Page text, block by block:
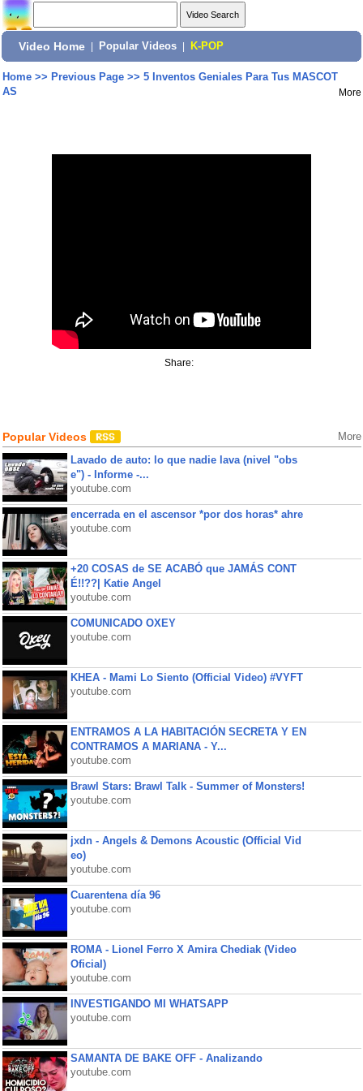
Video Home Popular Videos K-POP
Home>> Previous Page>> 5 Inventos Geniales Para Tus MASCOT
AS
More
Share:
Popular Videos More
Lavado de auto: lo que nadie lava (nivel "obs
e") - Informe -...
youtube.com
encerrada en el ascensor *por dos horas* ahre
youtube.com
+20 COSAS de SE ACABÓ que JAMÁS CONT
É!!??| Katie Angel
youtube.com
COMUNICADO OXEY
youtube.com
KHEA - Mami Lo Siento (Official Video) #VYFT
youtube.com
ENTRAMOS A LA HABITACIÓN SECRETA Y EN
CONTRAMOS A MARIANA - Y...
youtube.com
Brawl Stars: Brawl Talk - Summer of Monsters!
youtube.com
jxdn - Angels & Demons Acoustic (Official Vid
eo)
youtube.com
Cuarentena día 96
youtube.com
ROMA - Lionel Ferro X Amira Chediak (Video
Oficial)
youtube.com
INVESTIGANDO MI WHATSAPP
youtube.com
SAMANTA DE BAKE OFF - Analizando
youtube.com